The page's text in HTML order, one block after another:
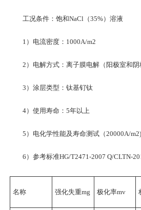
工况条件：饱和NaCl（35%）溶液
1）电流密度：1000A/m2
2）电解方式：离子膜电解（阳极室和阴
3）涂层类型：钛基钌钛
4）使用寿命：5年以上
5）电化学性能及寿命测试（20000A/m2)
6）参考标准HG/T2471-2007 Q/CLTN-
名称 强化失重mg 极化率mv